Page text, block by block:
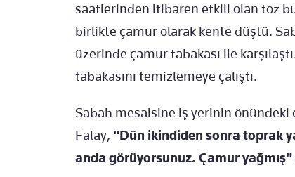
saatlerinden itibaren etkili olan toz
birlikte çamurolarak kente düştü.
üzerinde çamurtabakası ile
tabakasını temizlemeye çalıştı.
Sabah mesaisine iş yerinin önündeki
Falay, "Dün ikindiden sonra toprak
anda görüyorsunuz. Çamuryağmış"